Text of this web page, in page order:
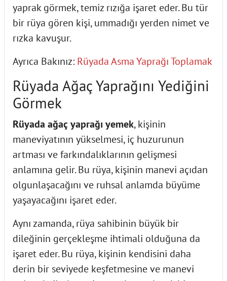
yaprak görmek, temiz rızığa işaret eder. Bu tür
bir rüya gören kişi, ummadığı yerden nimet ve
rızka kavuşur.
Ayrıca Bakınız: Rüyada Asma Yaprağı Toplamak
Rüyada Ağaç Yaprağını Yediğini
Görmek
Rüyada ağaç yaprağı yemek, kişinin
maneviyatının yükselmesi, iç huzurunun
artması ve farkındalıklarının gelişmesi
anlamına gelir. Bu rüya, kişinin manevi açıdan
olgunlaşacağını ve ruhsal anlamda büyüme
yaşayacağını işaret eder.
Aynı zamanda, rüya sahibinin büyük bir
dileğinin gerçekleşme ihtimali olduğuna da
işaret eder. Bu rüya, kişinin kendisini daha
derin bir seviyede keşfetmesine ve manevi